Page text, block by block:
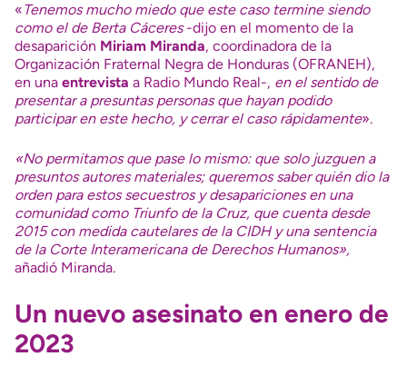
«Tenemos mucho miedo que este caso termine siendo
como el de Berta Cáceres-dijo en el momento de la
desaparición Miriam Miranda, coordinadora de la
Organización Fraternal Negra de Honduras (OFRANEH),
en una entrevista a Radio Mundo Real-, en el sentido de
presentar a presuntas personas que hayan podido
participar en este hecho, y cerrar el caso rápidamente».
«No permitamos que pase lo mismo: que solo juzguen a
presuntos autores materiales; queremos saber quién dio la
orden para estos secuestros y desapariciones en una
comunidad como Triunfo de la Cruz, que cuenta desde
2015 con medida cautelares de la CIDH y una sentencia
de la Corte Interamericana de Derechos Humanos»,
añadió Miranda.
Un nuevo asesinato en enero de
2023